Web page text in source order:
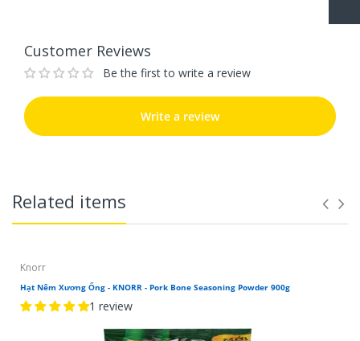
Customer Reviews
Be the first to write a review
Write a review
Related items
Knorr
Hạt Nêm Xương Ống - KNORR - Pork Bone Seasoning Powder 900g
1 review